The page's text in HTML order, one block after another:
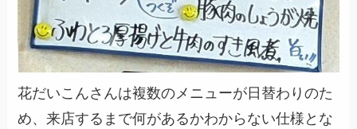
花だいこんさんは複数のメニューが日替わりのた
め、来店するまで何があるかわからない仕様とな